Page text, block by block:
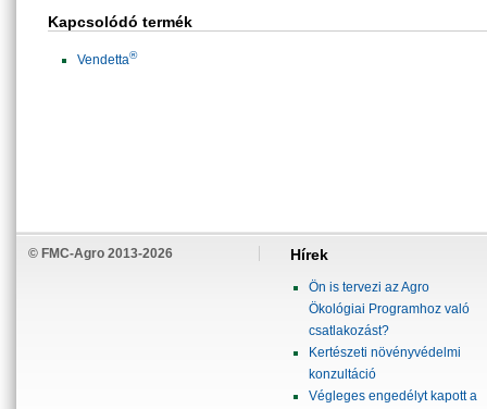
Kapcsolódó termék
Vendetta®
© FMC-Agro 2013-2026 Hírek
Ön is tervezi az Agro
Ökológiai Programhoz való
csatlakozást?
Kertészeti növényvédelmi
konzultáció
Végleges engedélyt kapott a